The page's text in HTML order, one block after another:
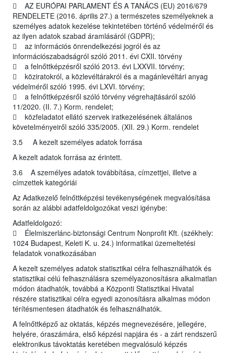
 AZ EURÓPAI PARLAMENT ÉS A TANÁCS (EU) 2016/679
RENDELETE (2016. április 27.) a természetes személyeknek a
személyes adatok kezelése tekintetében történő védelméről és
az ilyen adatok szabad áramlásáról (GDPR);
 az információs önrendelkezési jogról és az
információszabadságról szóló 2011. évi CXII. törvény
 a felnőttképzésről szóló 2013. évi LXXVII. törvény;
 köziratokról, a közlevéltárakról és a magánlevéltári anyag
védelméről szóló 1995. évi LXVI. törvény;
 a felnőttképzésről szóló törvény végrehajtásáról szóló
11/2020. (II. 7.) Korm. rendelet;
 közfeladatot ellátó szervek iratkezelésének általános
követelményeiről szóló 335/2005. (XII. 29.) Korm. rendelet
3.5 A kezelt személyes adatok forrása
A kezelt adatok forrása az érintett.
3.6 A személyes adatok továbbítása, címzettjei, illetve a
címzettek kategóriái
Az Adatkezelő felnőttképzési tevékenységének megvalósítása
során az alábbi adatfeldolgozókat veszi igénybe:
Adatfeldolgozó:
 Élelmiszerlánc-biztonsági Centrum Nonprofit Kft. (székhely:
1024 Budapest, Keleti K. u. 24.) informatikai üzemeltetési
feladatok vonatkozásában
A kezelt személyes adatok statisztikai célra felhasználhatók és
statisztikai célú felhasználásra személyazonosításra alkalmatlan
módon átadhatók, továbbá a Központi Statisztikai Hivatal
részére statisztikai célra egyedi azonosításra alkalmas módon
térítésmentesen átadhatók és felhasználhatók.
A felnőttképző az oktatás, képzés megnevezésére, jellegére,
helyére, óraszámára, első képzési napjára és - a zárt rendszerű
elektronikus távoktatás keretében megvalósuló képzés